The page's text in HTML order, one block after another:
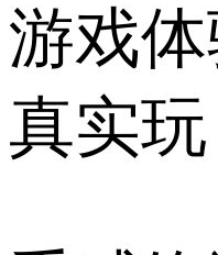
游戏体
真实玩